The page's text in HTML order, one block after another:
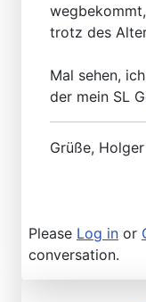
trotz des
Mal sehen,
der mein SL
Grüße, Holger
Please Log in or
conversation.